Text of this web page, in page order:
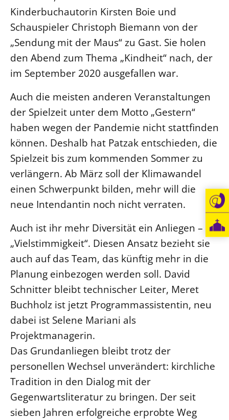
Kinderbuchautorin Kirsten Boie und
Schauspieler Christoph Biemann von der
„Sendung mit der Maus“ zu Gast. Sie holen
den Abend zum Thema „Kindheit“ nach, der
im September 2020 ausgefallen war.
Auch die meisten anderen Veranstaltungen
der Spielzeit unter dem Motto „Gestern“
haben wegen der Pandemie nicht stattfinden
können. Deshalb hat Patzak entschieden, die
Spielzeit bis zum kommenden Sommer zu
verlängern. Ab März soll der Klimawandel
einen Schwerpunkt bilden, mehr will die
neue Intendantin noch nicht verraten.
Auch ist ihr mehr Diversität ein Anliegen –
„Vielstimmigkeit“. Diesen Ansatz bezieht sie
auch auf das Team, das künftig mehr in die
Planung einbezogen werden soll. David
Schnitter bleibt technischer Leiter, Meret
Buchholz ist jetzt Programmassistentin, neu
dabei ist Selene Mariani als
Projektmanagerin.
Das Grundanliegen bleibt trotz der
personellen Wechsel unverändert: kirchliche
Tradition in den Dialog mit der
Gegenwartsliteratur zu bringen. Der seit
sieben Jahren erfolgreiche erprobte Weg